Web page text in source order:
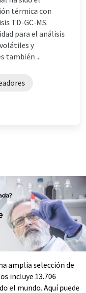
térmica con
TD-GC-MS.
para el análisis
y
también ...
amplia selección de
incluye 13.706
el mundo. Aquí puede